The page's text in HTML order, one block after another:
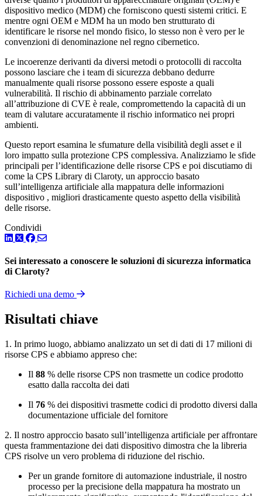
dispositivo medico (MDM) che forniscono questi sistemi critici. E
mentre ogni OEM e MDM ha un modo ben strutturato di
identificare le risorse nel mondo fisico, lo stesso non è vero per le
convenzioni di denominazione nel regno cibernetico.
Le incoerenze derivanti da diversi metodi o protocolli di raccolta
possono lasciare che i team di sicurezza debbano dedurre
manualmente quali risorse possono essere esposte a quali
vulnerabilità. Il rischio di abbinamento parziale correlato
all’attribuzione di CVE è reale, compromettendo la capacità di un
team di valutare accuratamente il rischio informatico nei propri
ambienti.
Questo report esamina le sfumature della visibilità degli asset e il
loro impatto sulla protezione CPS complessiva. Analizziamo le sfide
principali per l’identificazione delle risorse CPS e poi discutiamo di
come la CPS Library di Claroty, un approccio basato
sull’intelligenza artificiale alla mappatura delle informazioni
dispositivo , migliori drasticamente questo aspetto della visibilità
delle risorse.
Condividi
LinkedIn
TwitterFacebook
Sei interessato a conoscere le soluzioni di sicurezza informatica
di Claroty?
Richiedi una demo
Risultati chiave
1. In primo luogo, abbiamo analizzato un set di dati di 17 milioni di
risorse CPS e abbiamo appreso che:
Il 88 % delle risorse CPS non trasmette un codice prodotto
esatto dalla raccolta dei dati
Il 76 % dei dispositivi trasmette codici di prodotto diversi dalla
documentazione ufficiale del fornitore
2. Il nostro approccio basato sull’intelligenza artificiale per affrontare
questa frammentazione dei dati dispositivo dimostra che la libreria
CPS risolve un vero problema di riduzione del rischio.
Per un grande fornitore di automazione industriale, il nostro
processo per la precisione della mappatura ha mostrato un